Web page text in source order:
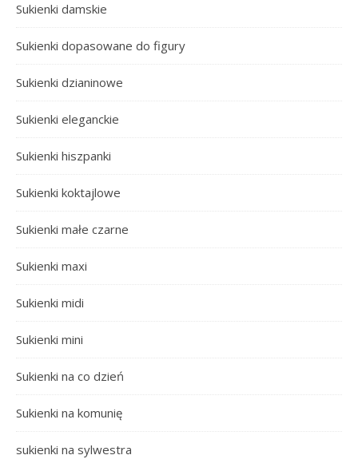
Sukienki damskie
Sukienki dopasowane do figury
Sukienki dzianinowe
Sukienki eleganckie
Sukienki hiszpanki
Sukienki koktajlowe
Sukienki małe czarne
Sukienki maxi
Sukienki midi
Sukienki mini
Sukienki na co dzień
Sukienki na komunię
sukienki na sylwestra